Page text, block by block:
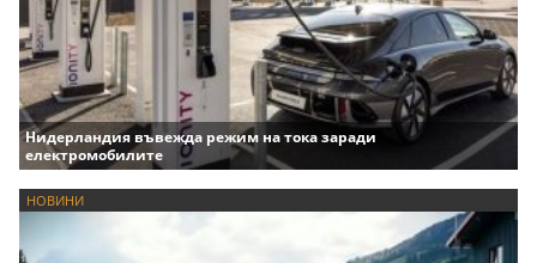
Нидерландия въвежда режим на тока заради
електромобилите
НОВИНИ